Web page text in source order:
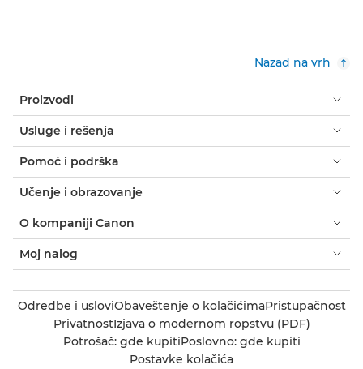
Nazad na vrh
Proizvodi
Usluge i rešenja
Pomoć i podrška
Učenje i obrazovanje
O kompaniji Canon
Moj nalog
Odredbe i usloviObaveštenje o kolačićimaPristupačnost
PrivatnostIzjava o modernom ropstvu (PDF)
Potrošač: gde kupitiPoslovno: gde kupiti
Postavke kolačića